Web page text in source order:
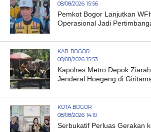
08/08/2026 15:56
Pemkot Bogor Lanjutkan
Operasional Jadi
KAB. BOGOR
08/08/2026 15:53
Kapolres Metro Depok
Jenderal Hoegeng di
KOTA BOGOR
08/08/2026 14:10
Serbukatif Perluas Gerakan